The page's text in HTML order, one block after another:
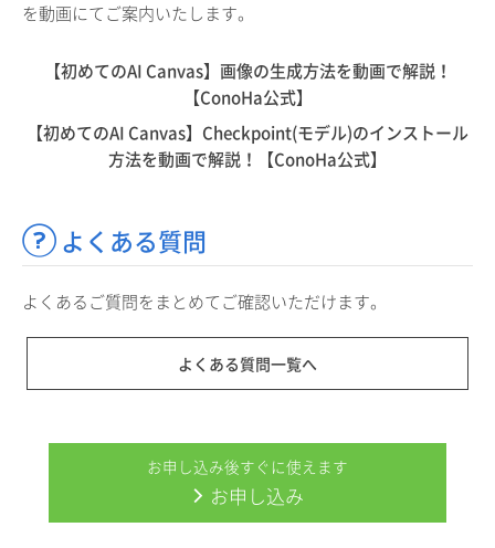
を動画にてご案内いたします。
【初めてのAI Canvas】画像の生成方法を動画で解説！
【ConoHa公式】
【初めてのAI Canvas】Checkpoint(モデル)のインストール
方法を動画で解説！【ConoHa公式】
よくある質問
よくあるご質問をまとめてご確認いただけます。
よくある質問一覧へ
お申し込み後すぐに使えます
お申し込み